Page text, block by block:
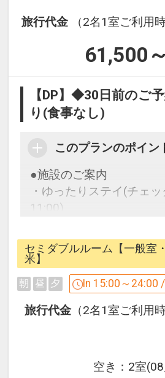
旅行代金
（2名1室ご利用
61,500
【DP】◆30日前のご
り(食事なし)
このプランのポイン
●施設のご案内
・ゆったりステイ(チェッ
11:00)
ットが無料でご利用いた
※無線LAN(Wi-Fi)は時間
りにくい場合もございま
・コインランドリーと電
機をご用意しております
※大型車輌及びバスの駐
は事前にホテルまでご連
セミダブルルーム【一般室
米】
朝 昼 夕 In 15:00～24:00
旅行代金 （2名1室ご利用
空き： 2室